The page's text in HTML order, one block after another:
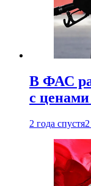
В ФАС
с
2 года спустя